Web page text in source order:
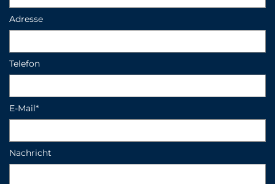
Adresse
Telefon
E-Mail*
Nachricht